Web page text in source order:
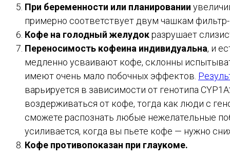
При беременности или планировании
примерно соответствует двум чашкам
Кофе на голодный желудокразрушает
Переносимость кофеина индивидуальна, и
медленно усваивают кофе, склонны
имеют очень мало побочных эффектов.
варьируется в зависимости от генотипа
воздерживаться от кофе, тогда как люди с
сможете распознать любые нежелательные
усиливается, когда вы пьете кофе — нужно
Кофе противопоказан при глаукоме.